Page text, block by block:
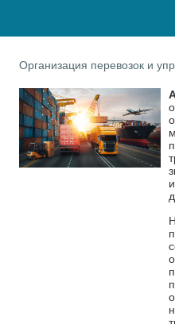
Организация перевозок и